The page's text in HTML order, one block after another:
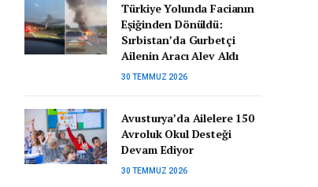
Türkiye Yolunda Facianın
Eşiğinden Dönüldü:
Sırbistan’da Gurbetçi
Ailenin Aracı Alev Aldı
30 TEMMUZ 2026
Avusturya’da Ailelere 150
Avroluk Okul Desteği
Devam Ediyor
30 TEMMUZ 2026